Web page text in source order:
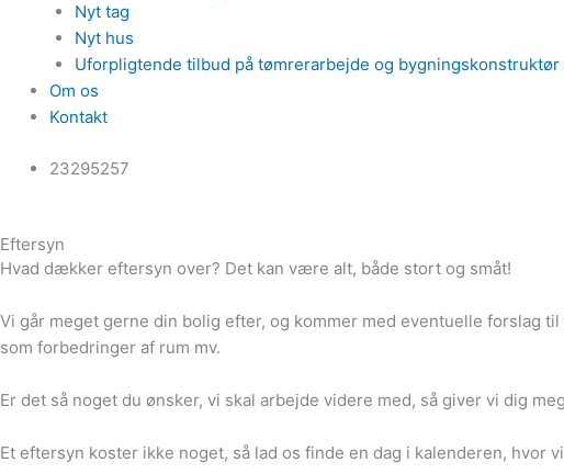
Nyt tag
Nyt hus
Uforpligtende tilbud på tømrerarbejde og bygningskonstruktør
Om os
Kontakt
23295257
Eftersyn
Hvad dækker eftersyn over? Det kan være alt, både stort og småt!
Vi går meget gerne din bolig efter, og kommer med eventuelle forslag
som forbedringer af rum mv.
Er det så noget du ønsker, vi skal arbejde videre med, så giver vi dig
Et eftersyn koster ikke noget, så lad os finde en dag i kalenderen, hvor